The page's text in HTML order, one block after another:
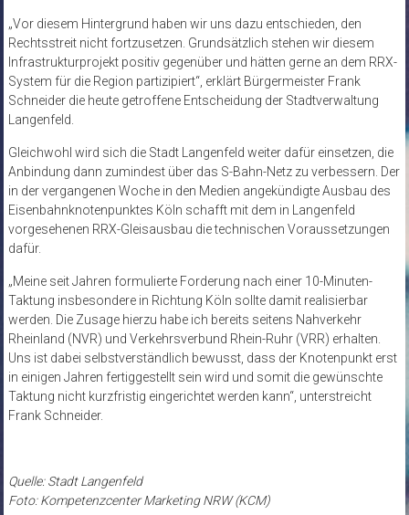
„Vor diesem Hintergrund haben wir uns dazu entschieden, den
Rechtsstreit nicht fortzusetzen. Grundsätzlich stehen wir diesem
Infrastrukturprojekt positiv gegenüber und hätten gerne an dem RRX-
System für die Region partizipiert“, erklärt Bürgermeister Frank
Schneider die heute getroffene Entscheidung der Stadtverwaltung
Langenfeld.
Gleichwohl wird sich die Stadt Langenfeld weiter dafür einsetzen, die
Anbindung dann zumindest über das S-Bahn-Netz zu verbessern. Der
in der vergangenen Woche in den Medien angekündigte Ausbau des
Eisenbahnknotenpunktes Köln schafft mit dem in Langenfeld
vorgesehenen RRX-Gleisausbau die technischen Voraussetzungen
dafür.
„Meine seit Jahren formulierte Forderung nach einer 10-Minuten-
Taktung insbesondere in Richtung Köln sollte damit realisierbar
werden. Die Zusage hierzu habe ich bereits seitens Nahverkehr
Rheinland (NVR) und Verkehrsverbund Rhein-Ruhr (VRR) erhalten.
Uns ist dabei selbstverständlich bewusst, dass der Knotenpunkt erst
in einigen Jahren fertiggestellt sein wird und somit die gewünschte
Taktung nicht kurzfristig eingerichtet werden kann“, unterstreicht
Frank Schneider.
Quelle: Stadt Langenfeld
Foto: Kompetenzcenter Marketing NRW (KCM)